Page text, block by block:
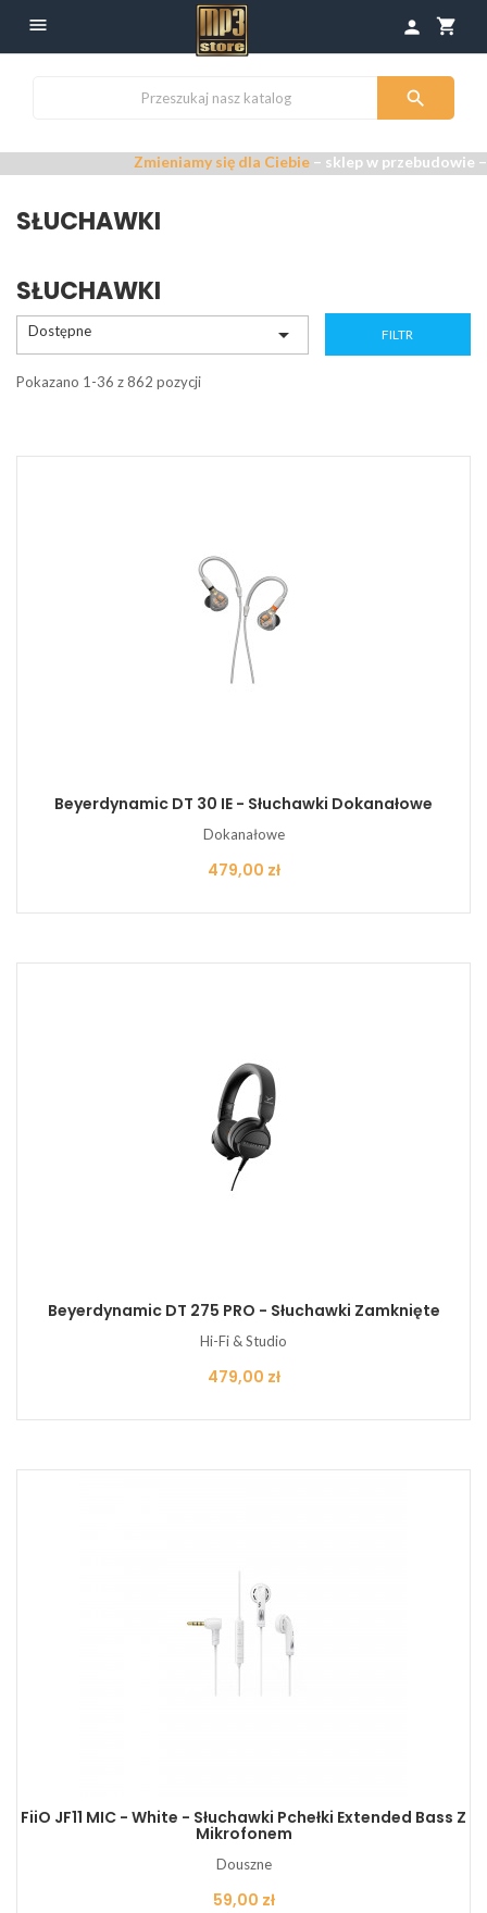
 shopping_cart
person

Zmieniamy się dla Ciebie– sklep w przebudowie –
SŁUCHAWKI
SŁUCHAWKI
Dostępne  FILTR
Pokazano 1-36 z 862 pozycji
Beyerdynamic DT 30 IE - Słuchawki Dokanałowe
Dokanałowe
Cena
479,00 zł
Beyerdynamic DT 275 PRO - Słuchawki Zamknięte
Hi-Fi & Studio
Cena
479,00 zł
FiiO JF11 MIC - White - Słuchawki Pchełki Extended Bass Z
Mikrofonem
Douszne
Cena
59,00 zł